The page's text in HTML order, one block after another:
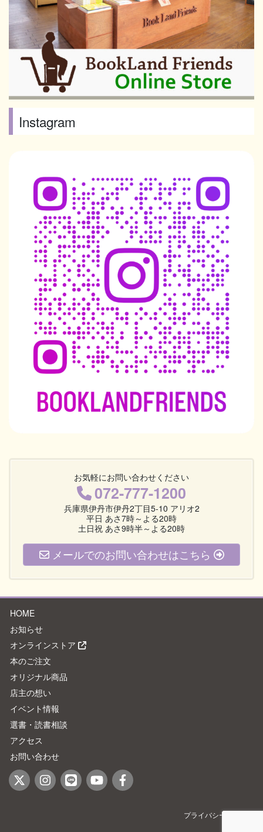
Instagram
お気軽にお問い合わせください
072-777-1200
兵庫県伊丹市伊丹2丁目5-10 アリオ2
平日 あさ7時～よる20時
土日祝 あさ9時半～よる20時
メールでのお問い合わせはこちら
HOME
お知らせ
オンラインストア
本のご注文
オリジナル商品
店主の想い
イベント情報
選書・読書相談
アクセス
お問い合わせ
プライバシーポリシー